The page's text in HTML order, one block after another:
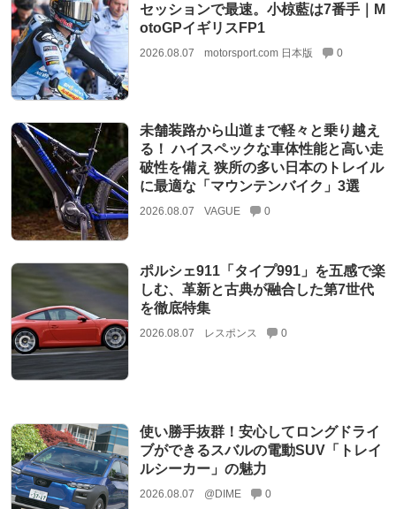
セッションで最速。小椋藍は7番手｜M
otoGPイギリスFP1
2026.08.07 motorsport.com 日本版 0
未舗装路から山道まで軽々と乗り越え
る！ ハイスペックな車体性能と高い走
破性を備え 狭所の多い日本のトレイル
に最適な「マウンテンバイク」3選
2026.08.07 VAGUE 0
ポルシェ911「タイプ991」を五感で楽
しむ、革新と古典が融合した第7世代
を徹底特集
2026.08.07 レスポンス 0
使い勝手抜群！安心してロングドライ
ブができるスバルの電動SUV「トレイ
ルシーカー」の魅力
2026.08.07 @DIME 0